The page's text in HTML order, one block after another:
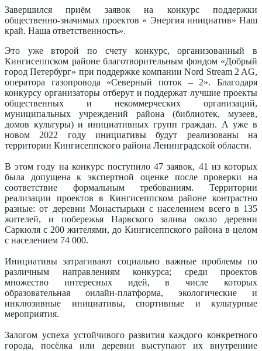
Завершился приём заявок на конкурс поддержки
общественно-значимых проектов « Энергия инициатив» Наш
край. Наша ответственность».
Это уже второй по счету конкурс, организованный в
Кингисеппском районе благотворительным фондом «Добрый
город Петербург» при поддержке компании Nord Stream 2 AG,
оператора газопровода «Северный поток – 2». Благодаря
конкурсу организаторы отберут и поддержат лучшие проекты
общественных и некоммерческих организаций,
муниципальных учреждений района (библиотек, музеев,
домов культуры) и инициативных групп граждан. А уже в
новом 2022 году инициативы будут реализованы на
территории Кингисеппского района Ленинградской области.
В этом году на конкурс поступило 47 заявок, 41 из которых
была допущена к экспертной оценке после проверки на
соответствие формальным требованиям. Территории
реализации проектов в Кингисеппском районе контрастно
разные: от деревни Монастырьки с населением всего в 135
жителей, и побережья Нарвского залива около деревни
Саркюля с 200 жителями, до Кингисеппского района в целом
с населением 74 000.
Инициативы затрагивают социально важные проблемы по
различным направлениям конкурса; среди проектов
множество интересных идей, в числе которых
образовательная онлайн-платформа, экологические и
инклюзивные инициативы, спортивные и культурные
мероприятия.
Залогом успеха устойчивого развития каждого конкретного
города, посёлка или деревни выступают их внутренние